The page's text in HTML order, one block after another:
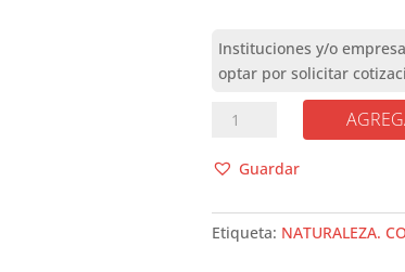
CIENCIA
NATURALEZA
1000
cantidad
Guardar
Etiqueta: NATURALEZA.